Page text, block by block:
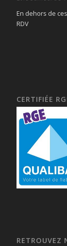
En dehors de
RDV
CERTIFIÉE
RETROUVEZ